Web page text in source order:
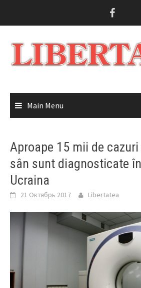
Main Menu
Aproape 15 mii de
sân sunt diagnosticate
Ucraina
21 Октябрь 2017 Libertatea